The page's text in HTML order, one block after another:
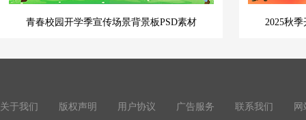
青春校园开学季宣传场景背景板PSD素材 2025秋
关于我们 版权声明 用户协议 广告服务 联系我们 网